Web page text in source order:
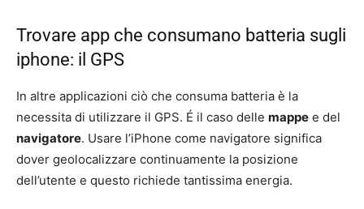
Trovare app che consumano batteria sugli
iphone: il GPS
In altre applicazioni ciò che consuma batteria è la
necessita di utilizzare il GPS. É il caso delle mappe e del
navigatore. Usare l’iPhone come navigatore significa
dover geolocalizzare continuamente la posizione
dell’utente e questo richiede tantissima energia.